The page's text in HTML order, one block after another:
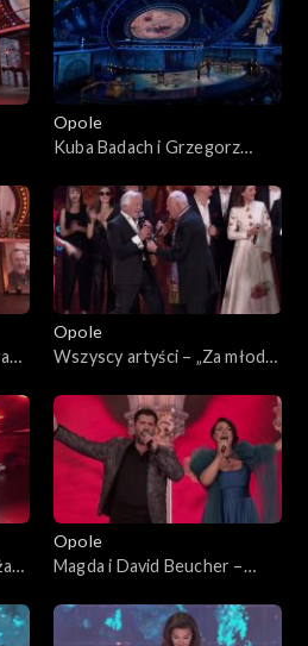
koncert pamięci Wojciecha
Trzcińskiego”
Opole
Kuba Badach i Grzegorz
KFPP: „Małe tęsknoty –
koncert pamięci Wojciecha
Trzcińskiego”
Opole
Wszyscy artyści – „Za młodzi,
Koncert „Trzy ćwiartki Jacka
Cygana”
Opole
Magda i David Beucher –
Koncert „Trzy ćwiartki Jacka
Cygana”